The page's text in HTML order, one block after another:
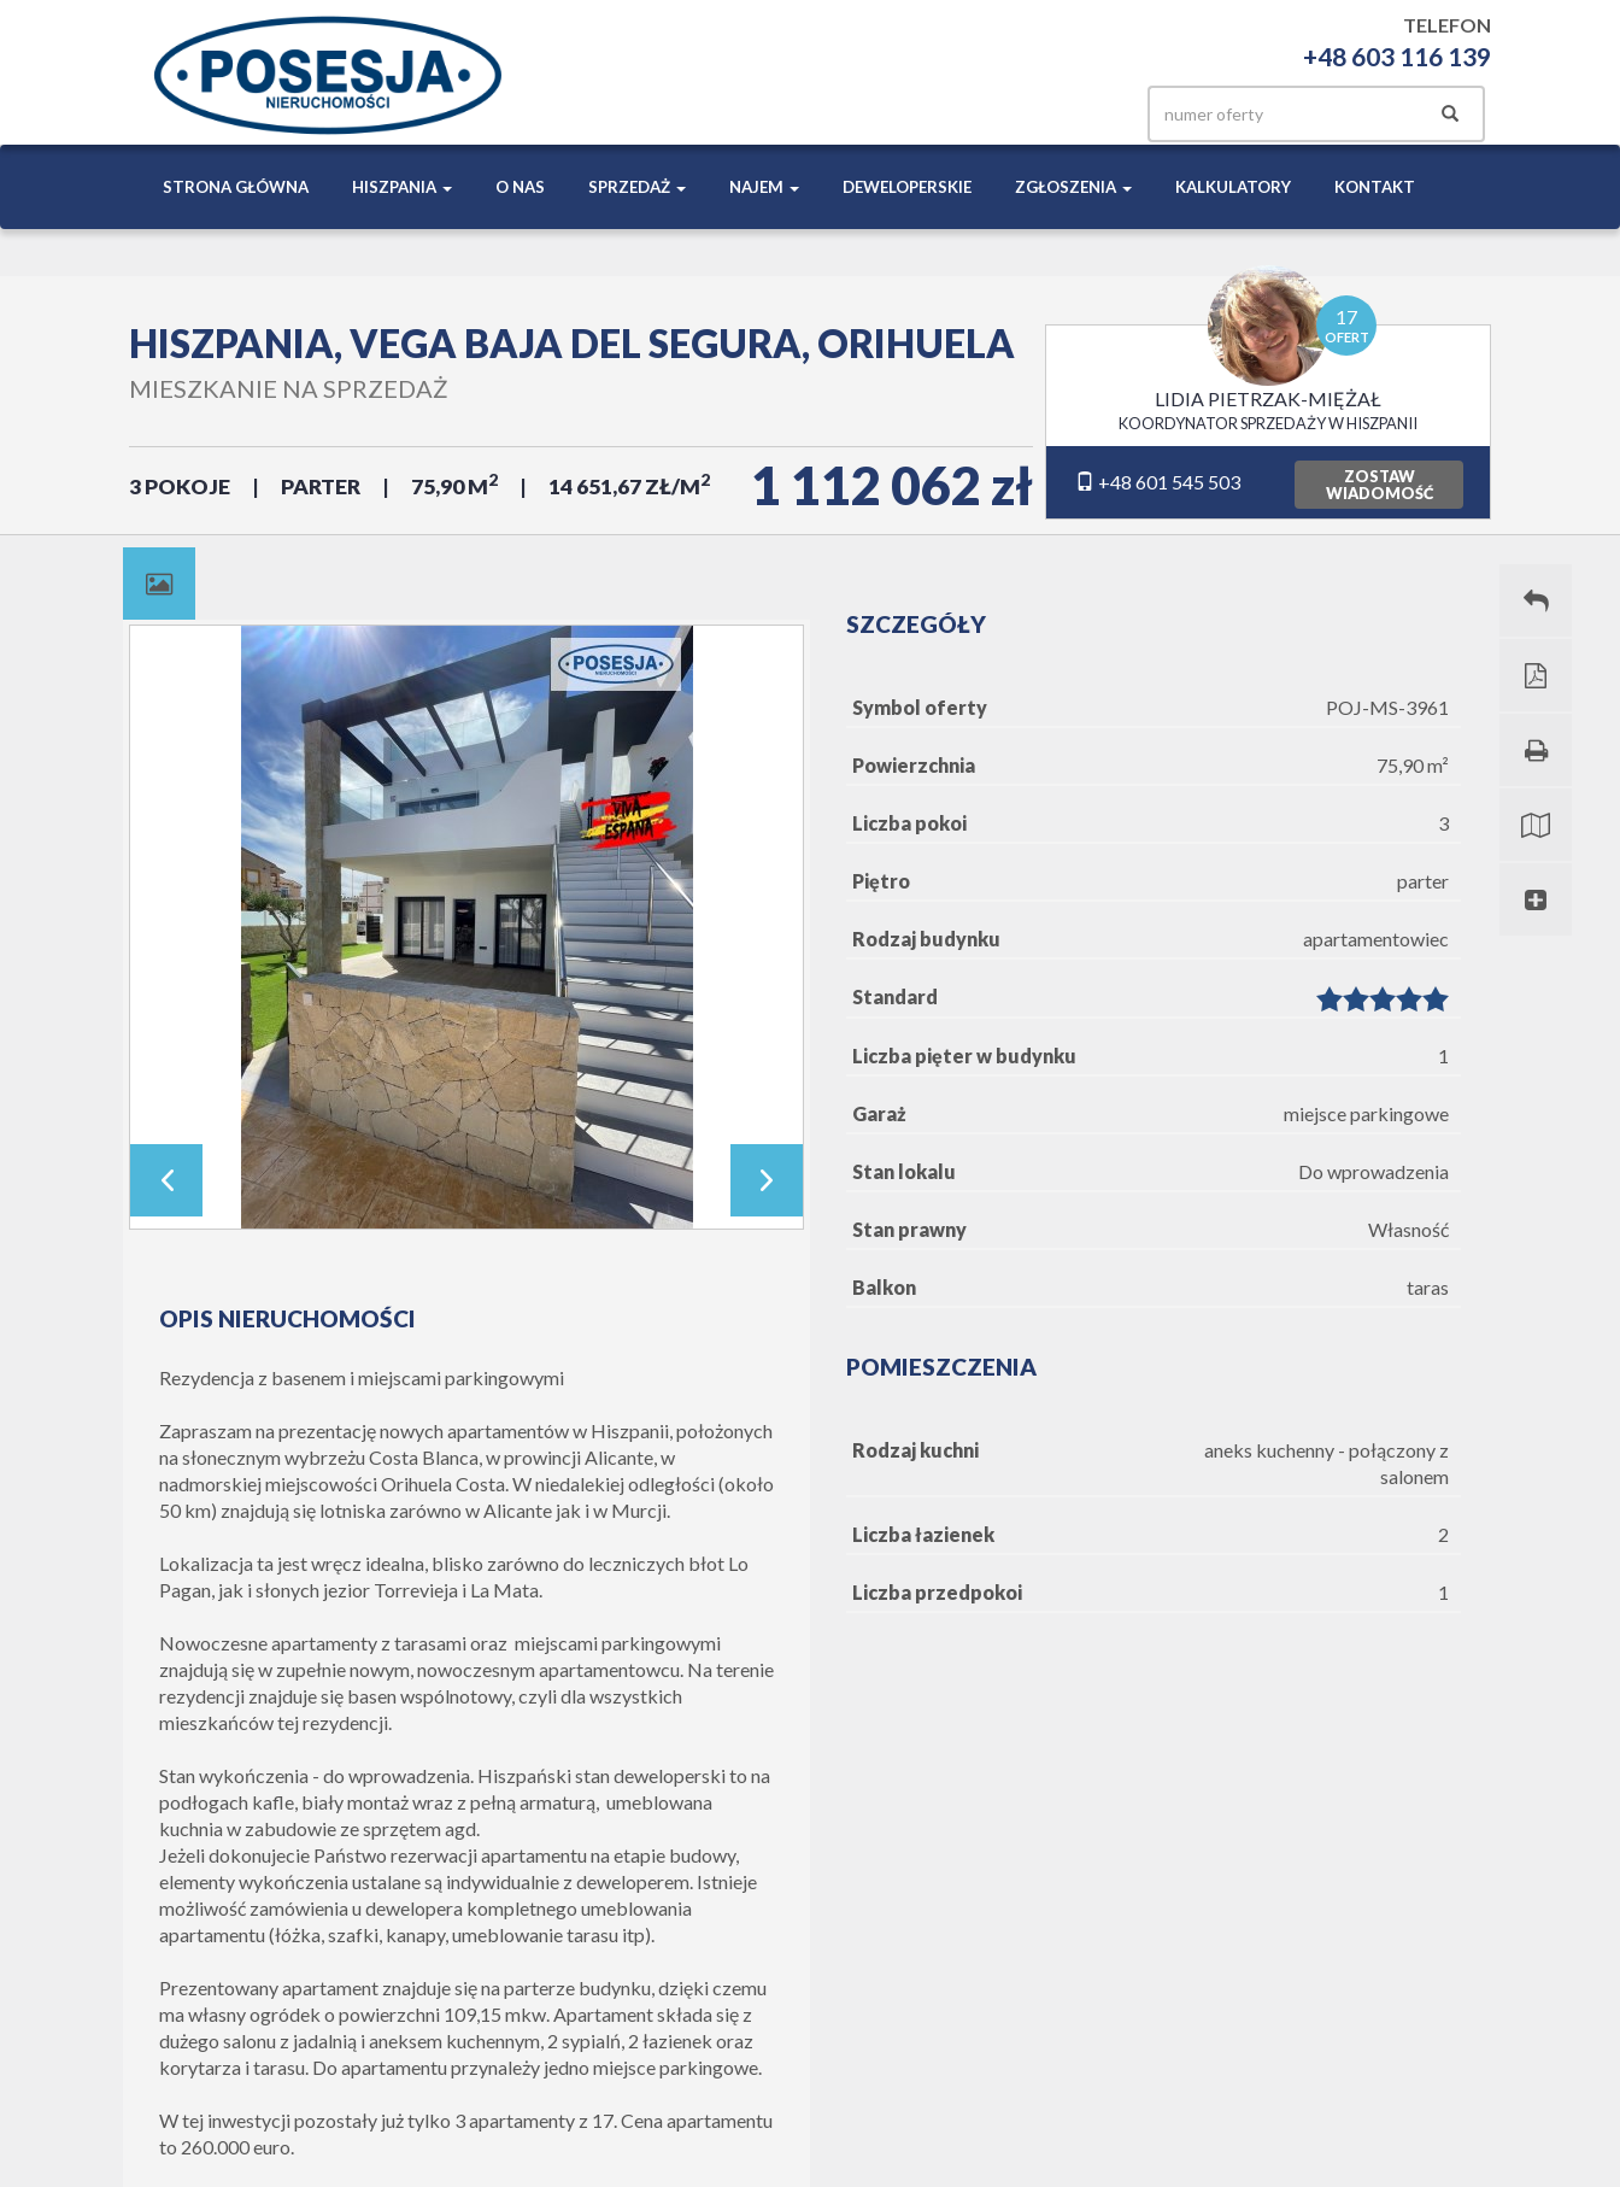
TELEFON
+48 603 116 139
STRONA GŁÓWNA HISZPANIA O NAS SPRZEDAŻ NAJEM DEWELOPERSKIE ZGŁOSZENIA KALKULATORY KONTAKT
HISZPANIA, VEGA BAJA DEL SEGURA, ORIHUELA
MIESZKANIE NA SPRZEDAŻ
3 POKOJE PARTER 75,90 M2 14 651,67 ZŁ/M2 1 112 062 zł
17
OFERT
LIDIA PIETRZAK-MIĘŻAŁ
KOORDYNATOR SPRZEDAŻY W HISZPANII
+48 601 545 503
ZOSTAW
WIADOMOŚĆ
OPIS NIERUCHOMOŚCI
Rezydencja z basenem i miejscami parkingowymi
Zapraszam na prezentację nowych apartamentów w Hiszpanii, położonych
na słonecznym wybrzeżu Costa Blanca, w prowincji Alicante, w
nadmorskiej miejscowości Orihuela Costa. W niedalekiej odległości (około
50 km) znajdują się lotniska zarówno w Alicante jak i w Murcji.
Lokalizacja ta jest wręcz idealna, blisko zarówno do leczniczych błot Lo
Pagan, jak i słonych jezior Torrevieja i La Mata.
Nowoczesne apartamenty z tarasami oraz miejscami parkingowymi
znajdują się w zupełnie nowym, nowoczesnym apartamentowcu. Na terenie
rezydencji znajduje się basen wspólnotowy, czyli dla wszystkich
mieszkańców tej rezydencji.
Stan wykończenia - do wprowadzenia. Hiszpański stan deweloperski to na
podłogach kafle, biały montaż wraz z pełną armaturą, umeblowana
kuchnia w zabudowie ze sprzętem agd.
Jeżeli dokonujecie Państwo rezerwacji apartamentu na etapie budowy,
elementy wykończenia ustalane są indywidualnie z deweloperem. Istnieje
możliwość zamówienia u dewelopera kompletnego umeblowania
apartamentu (łóżka, szafki, kanapy, umeblowanie tarasu itp).
Prezentowany apartament znajduje się na parterze budynku, dzięki czemu
ma własny ogródek o powierzchni 109,15 mkw. Apartament składa się z
dużego salonu z jadalnią i aneksem kuchennym, 2 sypialń, 2 łazienek oraz
korytarza i tarasu. Do apartamentu przynależy jedno miejsce parkingowe.
W tej inwestycji pozostały już tylko 3 apartamenty z 17. Cena apartamentu
to 260.000 euro.
SZCZEGÓŁY
Symbol oferty POJ-MS-3961
Powierzchnia 75,90 m²
Liczba pokoi 3
Piętro parter
Rodzaj budynku apartamentowiec
Standard
Liczba pięter w budynku 1
Garaż miejsce parkingowe
Stan lokalu Do wprowadzenia
Stan prawny Własność
Balkon taras
POMIESZCZENIA
Rodzaj kuchni
aneks kuchenny - połączony z
salonem
Liczba łazienek 2
Liczba przedpokoi 1